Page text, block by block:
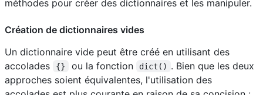
méthodes pour créer des dictionnaires et les manipuler.
Création de dictionnaires vides
Un dictionnaire vide peut être créé en utilisant des
accolades
{} ou la fonction dict() . Bien que les deux
approches soient équivalentes, l'utilisation des